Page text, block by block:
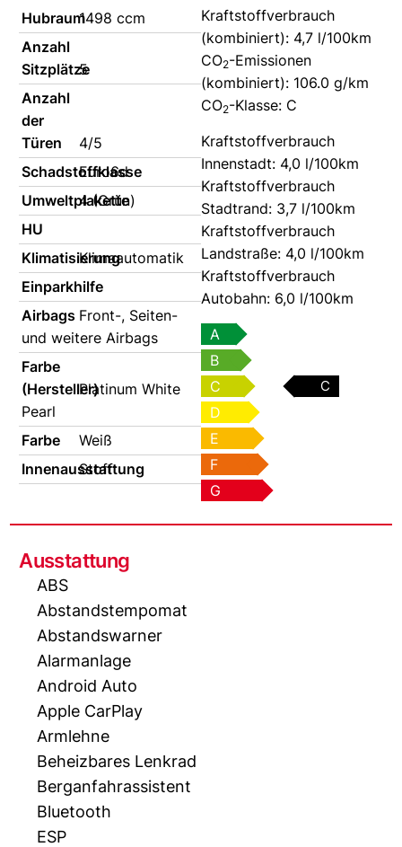
Hubraum1498 ccm
Anzahl
Sitzplätze
5
Anzahl
der
Türen
4/5
Schadstoffklasse
Euro6d
Umweltplakette
4 (Grün)
HU
KlimatisierungKlimaautomatik
Einparkhilfe
AirbagsFront-, Seiten-
und weitere Airbags
Farbe
(Hersteller)Platinum White
Pearl
Farbe
Weiß
Innenausstattung
Stoff
Kraftstoffverbrauch
(kombiniert): 4,7 l/100km
CO2-Emissionen
(kombiniert): 106.0 g/km
CO2-Klasse: C
Kraftstoffverbrauch
Innenstadt: 4,0 l/100km
Kraftstoffverbrauch
Stadtrand: 3,7 l/100km
Kraftstoffverbrauch
Landstraße: 4,0 l/100km
Kraftstoffverbrauch
Autobahn: 6,0 l/100km
A
B
C
C
D
E
F
G
Ausstattung
ABS
Abstandstempomat
Abstandswarner
Alarmanlage
Android Auto
Apple CarPlay
Armlehne
Beheizbares Lenkrad
Berganfahrassistent
Bluetooth
ESP